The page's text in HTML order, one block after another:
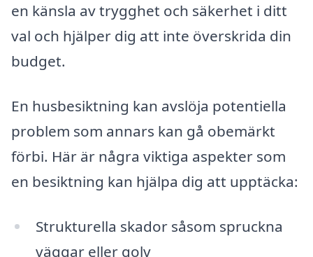
en känsla av trygghet och säkerhet i ditt
val och hjälper dig att inte överskrida din
budget.
En husbesiktning kan avslöja potentiella
problem som annars kan gå obemärkt
förbi. Här är några viktiga aspekter som
en besiktning kan hjälpa dig att upptäcka:
Strukturella skador såsom spruckna
väggar eller golv